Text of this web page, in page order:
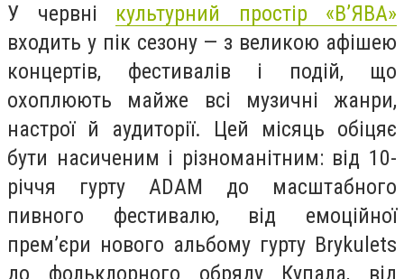
У червні культурний простір «В’ЯВА»
входить у пік сезону — з великою афішею
концертів, фестивалів і подій, що
охоплюють майже всі музичні жанри,
настрої й аудиторії. Цей місяць обіцяє
бути насиченим і різноманітним: від 10-
річчя гурту ADAM до масштабного
пивного фестивалю, від емоційної
прем’єри нового альбому гурту Brykulets
до фольклорного обряду Купала, від